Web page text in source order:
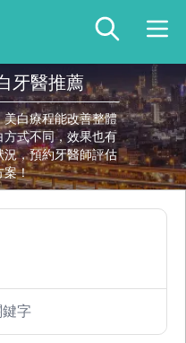
牙醫推薦
白療程能改善整體
式不同，效果也有
，預約牙醫師評估
案！
字